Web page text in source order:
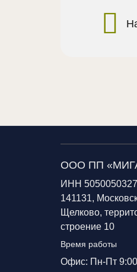
ООО ПП
ИНН
141131,
Щелково,
строение 10
Время работы
Офис: Пн-Пт